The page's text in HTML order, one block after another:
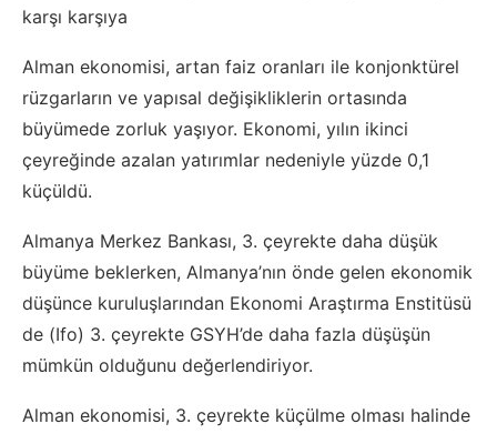
karşı karşıya
Alman ekonomisi, artan faiz oranları ile konjonktürel
rüzgarların ve yapısal değişikliklerin ortasında
büyümede zorluk yaşıyor. Ekonomi, yılın ikinci
çeyreğinde azalan yatırımlar nedeniyle yüzde 0,1
küçüldü.
Almanya Merkez Bankası, 3. çeyrekte daha düşük
büyüme beklerken, Almanya’nın önde gelen ekonomik
düşünce kuruluşlarından Ekonomi Araştırma Enstitüsü
de (Ifo) 3. çeyrekte GSYH’de daha fazla düşüşün
mümkün olduğunu değerlendiriyor.
Alman ekonomisi, 3. çeyrekte küçülme olması halinde